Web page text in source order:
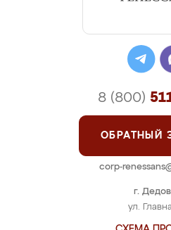
г.
ул.
8 (800)
ОБРАТНЫЙ
corp-